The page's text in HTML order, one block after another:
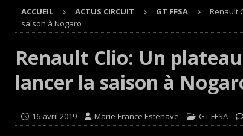
Cours
EDITO CIRCUIT
[ 4 août 2026 ] Autocross et SprinCar : Aydie
[ 3 août 2026 ] GT4 AKKODIS-ASP : Victoire et
Buggyra Organization and
ACCUEIL ACTUS CIRCUIT GT FFSA
Renault
saison à Nogaro
Renault Clio: Un
lancer la saison à
16 avril 2019 Marie-France Estenave GT FFSA